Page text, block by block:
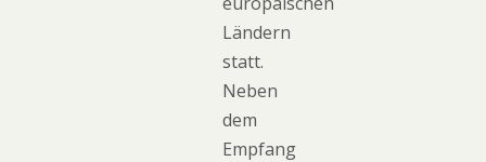
Ländern
statt.
Neben
dem
Empfang